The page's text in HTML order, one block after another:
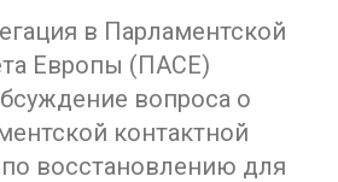
в Парламентской
Европы (ПАСЕ)
вопроса о
контактной
восстановлению для